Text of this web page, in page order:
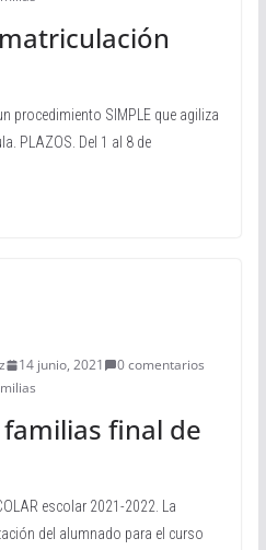
procedimiento SIMPLE que agiliza
PLAZOS. Del 1 al 8 de
14 junio, 2021
0 comentarios
final de
escolar 2021-2022. La
del alumnado para el curso